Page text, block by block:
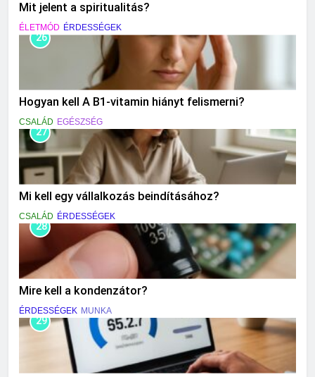
Mit jelent a spiritualitás?
ÉLETMÓD ÉRDESSÉGEK
26
Hogyan kell A B1-vitamin hiányt felismerni?
CSALÁD EGÉSZSÉG
27
Mi kell egy vállalkozás beindításához?
CSALÁD ÉRDESSÉGEK
28
Mire kell a kondenzátor?
ÉRDESSÉGEK MUNKA
29